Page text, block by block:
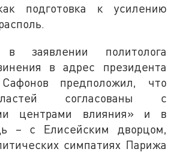
подготовка к усилению
заявлении политолога
в адрес президента
предположил, что
согласованы с
центрами влияния» и в
– с Елисейским дворцом,
симпатиях Парижа